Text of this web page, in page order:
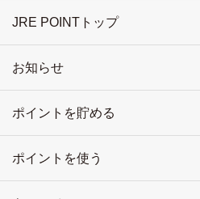
JRE POINTトップ
お知らせ
ポイントを貯める
ポイントを使う